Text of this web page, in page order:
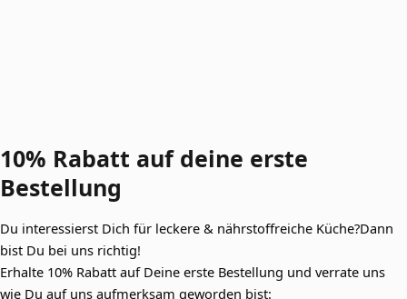
10% Rabatt auf deine erste
Bestellung
Du interessierst Dich für leckere & nährstoffreiche Küche?Dann
bist Du bei uns richtig!
Erhalte 10% Rabatt auf Deine erste Bestellung und verrate uns
wie Du auf uns aufmerksam geworden bist: